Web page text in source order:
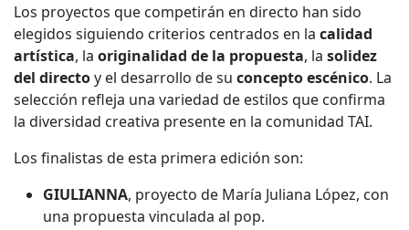
Los proyectos que competirán en directo han sido
elegidos siguiendo criterios centrados en la calidad
artística, la originalidad de la propuesta, la solidez
del directoy el desarrollo de su concepto escénico. La
selección refleja una variedad de estilos que confirma
la diversidad creativa presente en la comunidad TAI.
Los finalistas de esta primera edición son:
GIULIANNA, proyecto de María Juliana López, con
una propuesta vinculada al pop.